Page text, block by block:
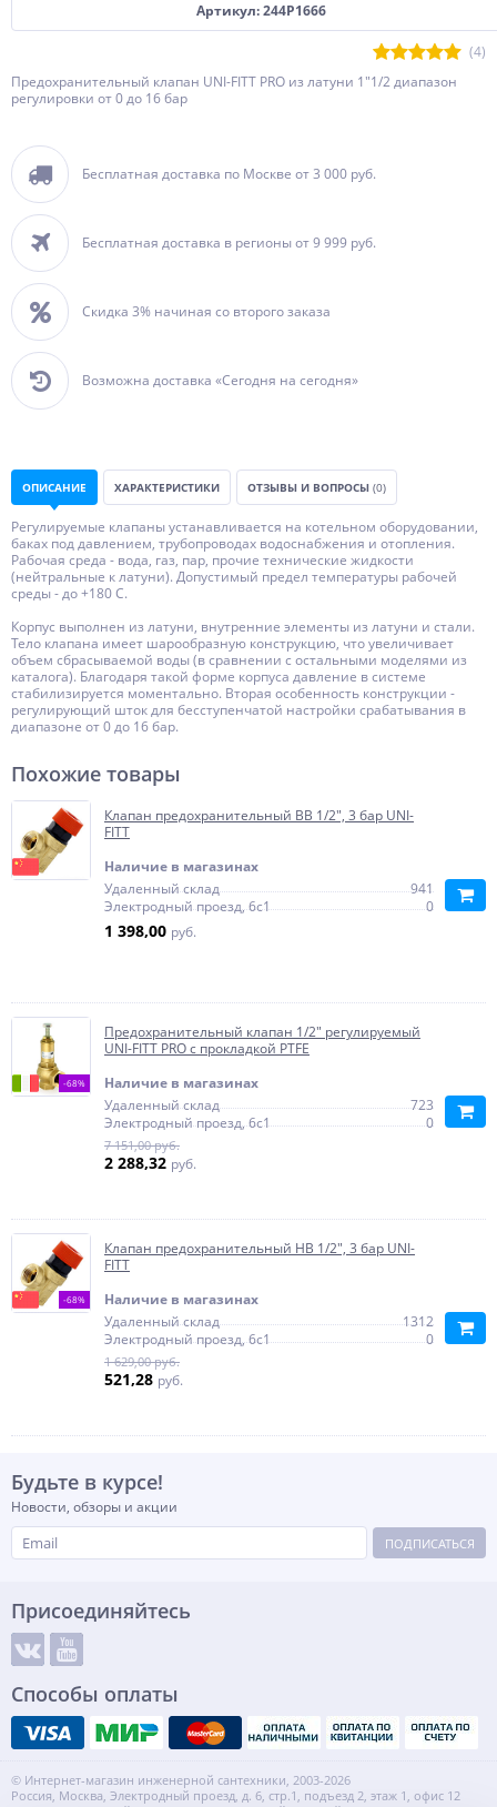
Артикул: 244P1666
(4)
Предохранительный клапан UNI-FITT PRO из латуни 1″1/2 диапазон
регулировки от 0 до 16 бар
Бесплатная доставка по Москве от 3 000 руб.
Бесплатная доставка в регионы от 9 999 руб.
Скидка 3% начиная со второго заказа
Возможна доставка «Сегодня на сегодня»
ОПИСАНИЕ ХАРАКТЕРИСТИКИ ОТЗЫВЫ И ВОПРОСЫ (0)
Регулируемые клапаны устанавливается на котельном оборудовании,
баках под давлением, трубопроводах водоснабжения и отопления.
Рабочая среда - вода, газ, пар, прочие технические жидкости
(нейтральные к латуни). Допустимый предел температуры рабочей
среды - до +180 С.
Корпус выполнен из латуни, внутренние элементы из латуни и стали.
Тело клапана имеет шарообразную конструкцию, что увеличивает
объем сбрасываемой воды (в сравнении с остальными моделями из
каталога). Благодаря такой форме корпуса давление в системе
стабилизируется моментально. Вторая особенность конструкции -
регулирующий шток для бесступенчатой настройки срабатывания в
диапазоне от 0 до 16 бар.
Похожие товары
Клапан предохранительный ВВ 1/2", 3 бар UNI-
FITT
Наличие в магазинах
Удаленный склад
941
Электродный проезд, 6с1
0
1 398,00 руб.
-68%
Предохранительный клапан 1/2" регулируемый
UNI-FITT PRO с прокладкой PTFE
Наличие в магазинах
Удаленный склад
723
Электродный проезд, 6с1
0
7 151,00 руб.
2 288,32 руб.
-68%
Клапан предохранительный HВ 1/2", 3 бар UNI-
FITT
Наличие в магазинах
Удаленный склад
1312
Электродный проезд, 6с1
0
1 629,00 руб.
521,28 руб.
Будьте в курсе!
Новости, обзоры и акции
ПОДПИСАТЬСЯ
Присоединяйтесь
Способы оплаты
© Интернет-магазин инженерной сантехники, 2003-2026
Россия, Москва, Электродный проезд, д. 6, стр.1, подъезд 2, этаж 1, офис 12